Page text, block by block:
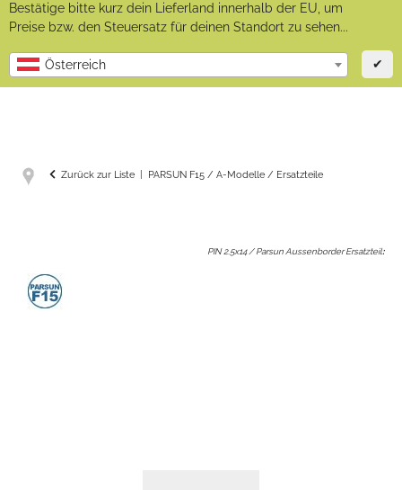
Bestätige bitte kurz dein Lieferland innerhalb der EU, um
Preise bzw. den Steuersatz für deinen Standort zu sehen...
Österreich ✔
Zurück zur Liste PARSUN F15 / A-Modelle / Ersatzteile
PIN 2.5x14 / Parsun Aussenborder Ersatzteil: